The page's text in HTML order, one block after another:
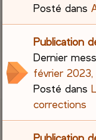
Posté dans
Publication
Dernier
février 2023,
Posté dans
corrections